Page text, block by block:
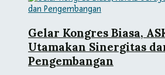
Gelar Kongres Biasa,
Utamakan Sinergitas
Pengembangan